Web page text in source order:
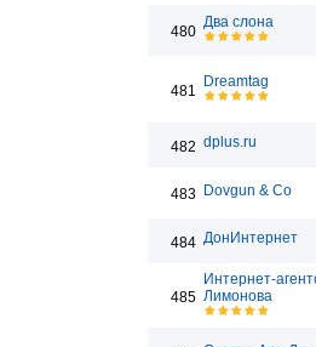
480
Два слона
481
Dreamtag
482 dplus.ru
483 Dovgun & Co
484 ДонИнтернет
485
Интернет-
Лимонова